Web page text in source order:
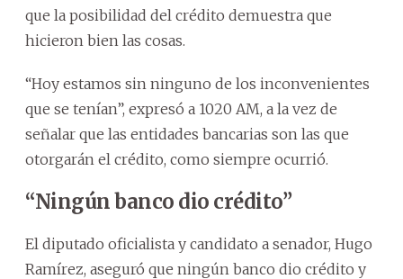
que la posibilidad del crédito demuestra que
hicieron bien las cosas.
“Hoy estamos sin ninguno de los inconvenientes
que se tenían”, expresó a 1020 AM, a la vez de
señalar que las entidades bancarias son las que
otorgarán el crédito, como siempre ocurrió.
“Ningún banco dio crédito”
El diputado oficialista y candidato a senador, Hugo
Ramírez, aseguró que ningún banco dio crédito y